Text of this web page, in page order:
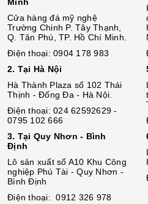
Cửa hàng đá mỹ nghệ
Trường Chinh P. Tây Thạnh,
Q. Tân Phú, TP. Hồ Chí Minh.
Điện thoại: 0904 178 983
2. Tại Hà Nội
Hà Thành Plaza số 102 Thái
Thịnh - Đống Đa - Hà Nội.
Điện thoại: 024 62592629 -
0795 102 666
3. Tại Quy Nhơn - Bình
Định
Lô sản xuất số A10 Khu Công
nghiệp Phú Tài - Quy Nhơn -
Bình Định
Điện thoại: 0912 326 978